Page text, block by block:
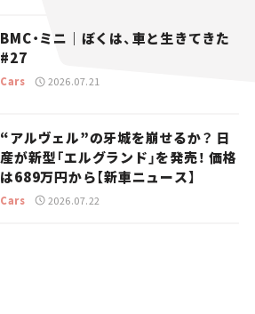
BMC・ミニ｜ぼくは、車と生きてきた
#27
Cars 2026.07.21
“アルヴェル”の牙城を崩せるか？ 日
産が新型「エルグランド」を発売！ 価格
は689万円から【新車ニュース】
Cars 2026.07.22